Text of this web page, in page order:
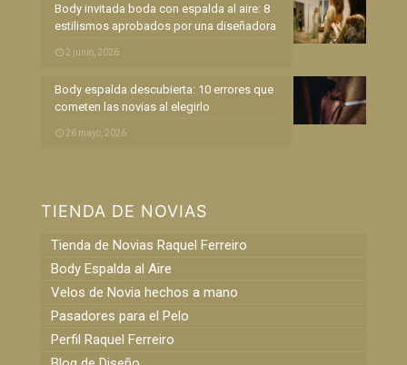
Body invitada boda con espalda al aire: 8
estilismos aprobados por una diseñadora
2 junio, 2026
Body espalda descubierta: 10 errores que
cometen las novias al elegirlo
26 mayo, 2026
TIENDA DE NOVIAS
Tienda de Novias Raquel Ferreiro
Body Espalda al Aire
Velos de Novia hechos a mano
Pasadores para el Pelo
Perfil Raquel Ferreiro